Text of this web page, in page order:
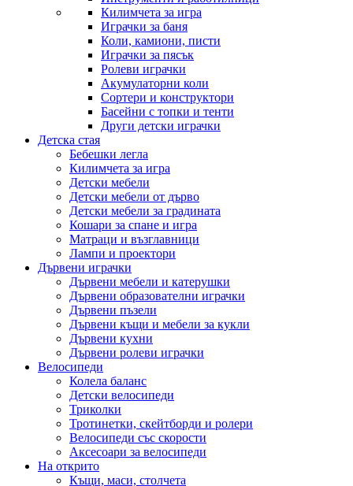
Килимчета за игра
Играчки за баня
Коли, камиони, писти
Играчки за пясък
Ролеви играчки
Акумулаторни коли
Сортери и конструктори
Басейни с топки и тенти
Други детски играчки
Детска стая
Бебешки легла
Килимчета за игра
Детски мебели
Детски мебели от дърво
Детски мебели за градината
Кошари за спане и игра
Матраци и възглавници
Лампи и проектори
Дървени играчки
Дървени мебели и катерушки
Дървени образователни играчки
Дървени пъзели
Дървени къщи и мебели за кукли
Дървени кухни
Дървени ролеви играчки
Велосипеди
Колела баланс
Детски велосипеди
Триколки
Тротинетки, скейтборди и ролери
Велосипеди със скорости
Аксесоари за велосипеди
На открито
Къщи, маси, столчета